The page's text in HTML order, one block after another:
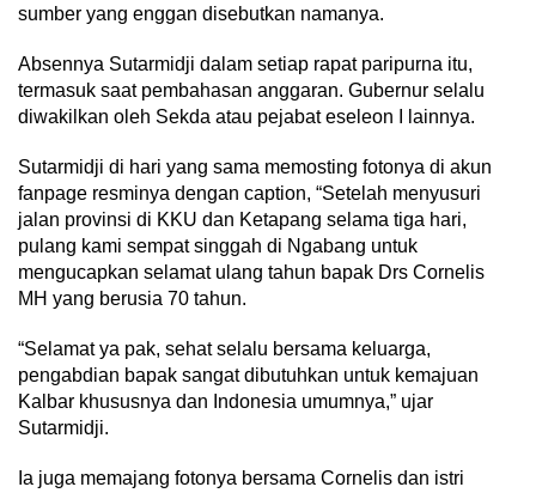
sumber yang enggan disebutkan namanya.
Absennya Sutarmidji dalam setiap rapat paripurna itu,
termasuk saat pembahasan anggaran. Gubernur selalu
diwakilkan oleh Sekda atau pejabat eseleon I lainnya.
Sutarmidji di hari yang sama memosting fotonya di akun
fanpage resminya dengan caption, “Setelah menyusuri
jalan provinsi di KKU dan Ketapang selama tiga hari,
pulang kami sempat singgah di Ngabang untuk
mengucapkan selamat ulang tahun bapak Drs Cornelis
MH yang berusia 70 tahun.
“Selamat ya pak, sehat selalu bersama keluarga,
pengabdian bapak sangat dibutuhkan untuk kemajuan
Kalbar khususnya dan Indonesia umumnya,” ujar
Sutarmidji.
Ia juga memajang fotonya bersama Cornelis dan istri